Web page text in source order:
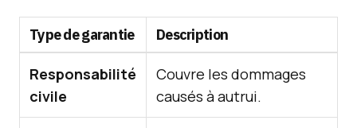
Type de garantie Description
Responsabilité
civile
Couvre les dommages
causés à autrui.